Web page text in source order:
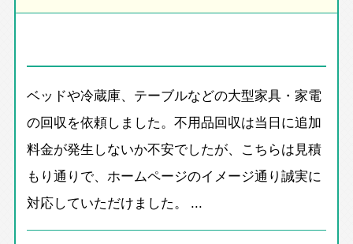
ベッドや冷蔵庫、テーブルなどの大型家具・家電
の回収を依頼しました。不用品回収は当日に追加
料金が発生しないか不安でしたが、こちらは見積
もり通りで、ホームページのイメージ通り誠実に
対応していただけました。 ...